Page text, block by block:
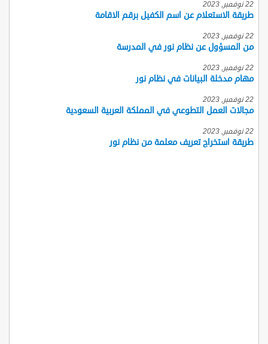
22 نوفمبر, 2023
طريقة الاستعلام عن اسم الكفيل برقم الاقامة
22 نوفمبر, 2023
من المسؤول عن نظام نور في المدرسة
22 نوفمبر, 2023
مهام مدخلة البيانات في نظام نور
22 نوفمبر, 2023
مجالات العمل التطوعي في المملكة العربية السعودية
22 نوفمبر, 2023
طريقة استخراج تعريف معلمة من نظام نور